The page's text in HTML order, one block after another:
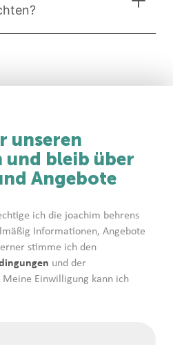
unseren
und bleib über
Angebote
ich die joachim behrens
Informationen, Angebote
stimme ich den
und der
Meine Einwilligung kann ich